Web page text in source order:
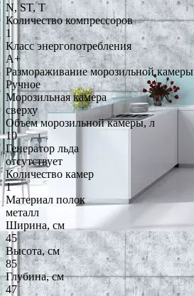
N, ST, T
Количество компрессоров
1
Класс энергопотребления
A+
Размораживание морозильной камеры
Ручное
Морозильная камера
сверху
Объем морозильной камеры, л
10
Генератор льда
отсутствует
Количество камер
1
Материал полок
металл
Ширина, см
45
Высота, см
85
Глубина, см
47